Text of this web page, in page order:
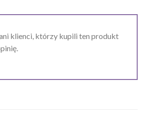
klienci, którzy kupili ten produkt